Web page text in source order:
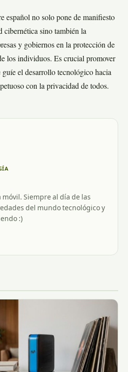
español no solo pone de manifiesto
cibernética sino también la
y gobiernos en la protección de
los individuos. Es crucial promover
el desarrollo tecnológico hacia
con la privacidad de todos.
Siempre al día de las
del mundo tecnológico y
:)